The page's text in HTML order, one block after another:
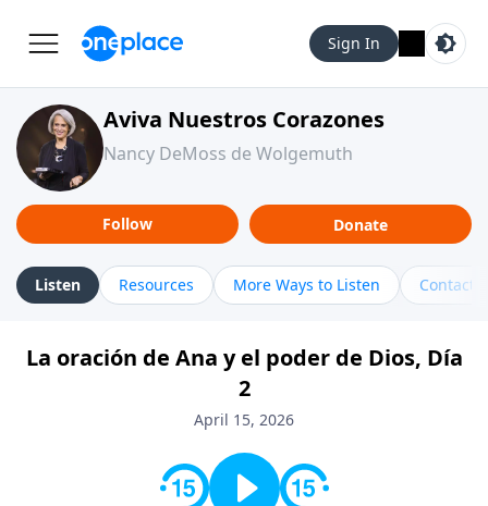
Sign In
Aviva Nuestros Corazones
Nancy DeMoss de Wolgemuth
Follow Donate
Listen Resources More Ways to Listen Contact
La oración de Ana y el poder de Dios, Día
2
April 15, 2026